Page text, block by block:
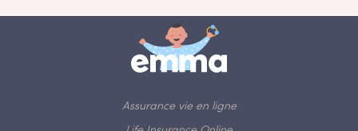
Assurance vie en ligne